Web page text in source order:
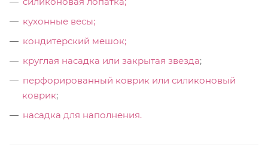
кухонные весы;
кондитерский мешок;
круглая насадка или закрытая звезда;
перфорированный коврик или силиконовый
коврик;
насадка для наполнения.